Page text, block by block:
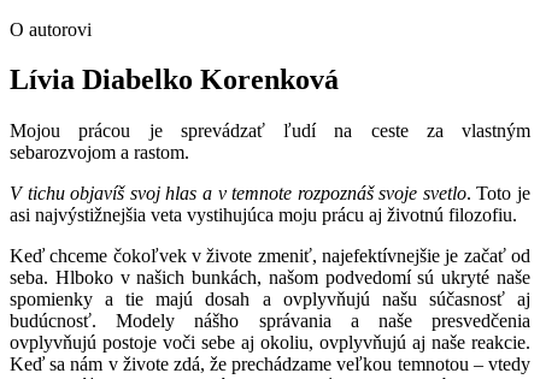
O autorovi
Lívia Diabelko Korenková
Mojou prácou je sprevádzať ľudí na ceste za vlastným
sebarozvojom a rastom.
V tichu objavíš svoj hlas a v temnote rozpoznáš svoje svetlo. Toto je
asi najvýstižnejšia veta vystihujúca moju prácu aj životnú filozofiu.
Keď chceme čokoľvek v živote zmeniť, najefektívnejšie je začať od
seba. Hlboko v našich bunkách, našom podvedomí sú ukryté naše
spomienky a tie majú dosah a ovplyvňujú našu súčasnosť aj
budúcnosť. Modely nášho správania a naše presvedčenia
ovplyvňujú postoje voči sebe aj okoliu, ovplyvňujú aj naše reakcie.
Keď sa nám v živote zdá, že prechádzame veľkou temnotou – vtedy